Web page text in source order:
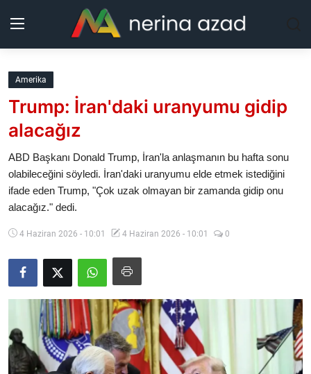
Kurdistan
Bölgeler
Güncel
Analiz
Galeri
Video
Yazarlar
Amerika
Trump: İran'daki uranyumu gidip
alacağız
ABD Başkanı Donald Trump, İran'la anlaşmanın bu hafta sonu
olabileceğini söyledi. İran'daki uranyumu elde etmek istediğini
ifade eden Trump, "Çok uzak olmayan bir zamanda gidip onu
alacağız." dedi.
4 Haziran 2026 - 10:01 4 Haziran 2026 - 10:01 0